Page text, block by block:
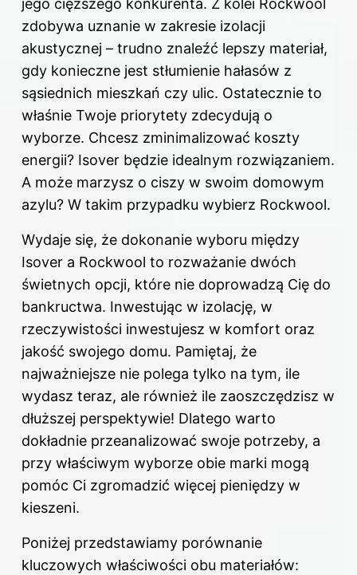
jego cięższego konkurenta. Z kolei Rockwool
zdobywa uznanie w zakresie izolacji
akustycznej – trudno znaleźć lepszy materiał,
gdy konieczne jest stłumienie hałasów z
sąsiednich mieszkań czy ulic. Ostatecznie to
właśnie Twoje priorytety zdecydują o
wyborze. Chcesz zminimalizować koszty
energii? Isover będzie idealnym rozwiązaniem.
A może marzysz o ciszy w swoim domowym
azylu? W takim przypadku wybierz Rockwool.
Wydaje się, że dokonanie wyboru między
Isover a Rockwool to rozważanie dwóch
świetnych opcji, które nie doprowadzą Cię do
bankructwa. Inwestując w izolację, w
rzeczywistości inwestujesz w komfort oraz
jakość swojego domu. Pamiętaj, że
najważniejsze nie polega tylko na tym, ile
wydasz teraz, ale również ile zaoszczędzisz w
dłuższej perspektywie! Dlatego warto
dokładnie przeanalizować swoje potrzeby, a
przy właściwym wyborze obie marki mogą
pomóc Ci zgromadzić więcej pieniędzy w
kieszeni.
Poniżej przedstawiamy porównanie
kluczowych właściwości obu materiałów: